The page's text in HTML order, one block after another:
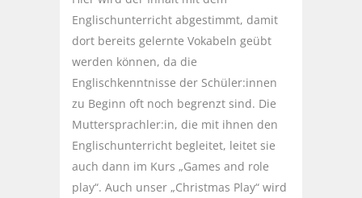
Englischunterricht abgestimmt, damit
dort bereits gelernte Vokabeln geübt
werden können, da die
Englischkenntnisse der Schüler:innen
zu Beginn oft noch begrenzt sind. Die
Muttersprachler:in, die mit ihnen den
Englischunterricht begleitet, leitet sie
auch dann im Kurs „Games and role
play“. Auch unser „Christmas Play“ wird